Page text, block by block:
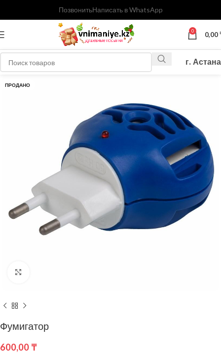
ПозвонитьНаписать в WhatsApp
0 0,00
г. Астана
ПРОДАНО
Фумигатор
600,00 ₸